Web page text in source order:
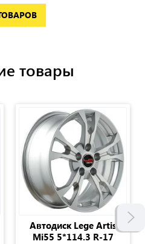
товары
Автодиск Lege Artis
Mi55 5*114.3 R-17